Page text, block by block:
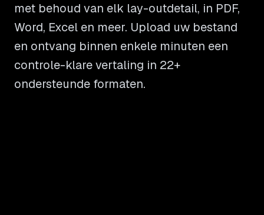
met behoud van elk lay-outdetail, in PDF,
Word, Excel en meer. Upload uw bestand
en ontvang binnen enkele minuten een
controle-klare vertaling in 22+
ondersteunde formaten.